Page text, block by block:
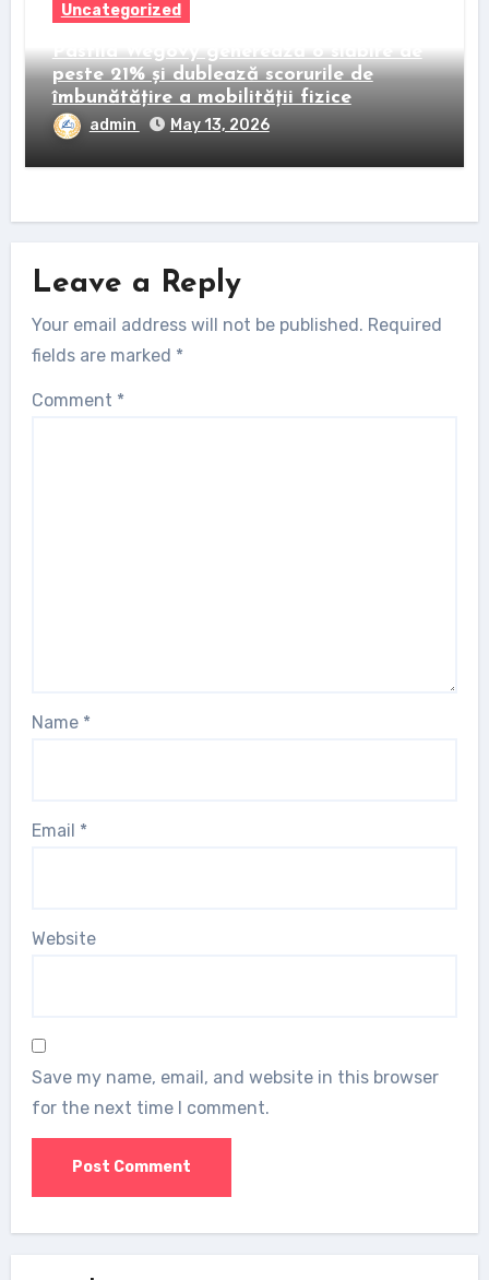
Uncategorized
Pastila Wegovy generează o slăbire de
peste 21% și dublează scorurile de
îmbunătățire a mobilității fizice
admin May 13, 2026
Leave a Reply
Your email address will not be published. Required
fields are marked *
Comment *
Name *
Email *
Website
Save my name, email, and website in this browser
for the next time I comment.